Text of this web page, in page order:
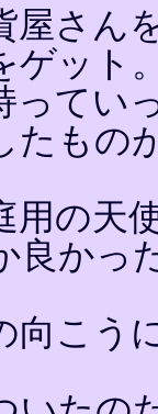
屋さん
ゲット
ってい
たもの
用の天
良かっ
向こう